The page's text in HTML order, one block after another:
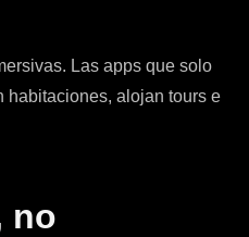
Las apps que solo
habitaciones, alojan tours e
no